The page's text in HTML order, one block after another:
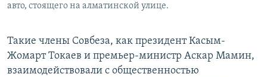
авто, стоящего на алматинской улице.
Такие члены Совбеза, как президент Касым-
Жомарт Токаев и премьер-министр Аскар Мамин,
взаимодействовали с общественностью